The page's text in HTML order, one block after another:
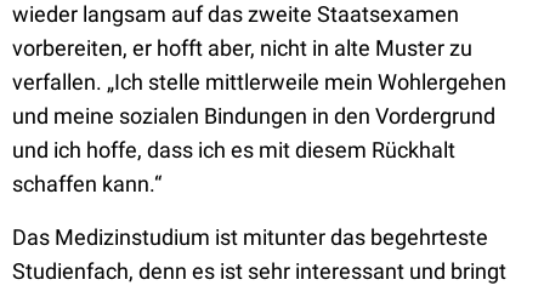
wieder langsam auf das zweite Staatsexamen
vorbereiten, er hofft aber, nicht in alte Muster zu
verfallen. „Ich stelle mittlerweile mein Wohlergehen
und meine sozialen Bindungen in den Vordergrund
und ich hoffe, dass ich es mit diesem Rückhalt
schaffen kann.“
Das Medizinstudium ist mitunter das begehrteste
Studienfach, denn es ist sehr interessant und bringt